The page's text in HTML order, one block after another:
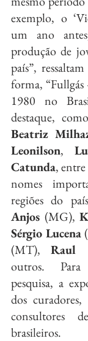
exemplo, o
um ano
produção de
país”,
forma, “Fullgás
1980 no
destaque, como
Beatriz
Leonilson,
Catunda,
nomes
regiões do
Anjos (MG),
Sérgio Lucena
(MT), Raul
outros.  Para
pesquisa, a
dos
consultores
brasileiros.